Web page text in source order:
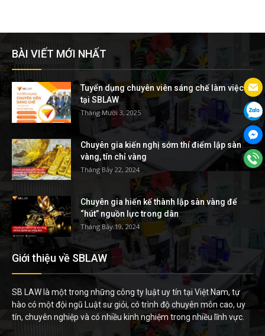
BÀI VIẾT MỚI NHẤT
Tuyển dụng chuyên viên sáng chế làm việc
tại SBLAW
Tháng Mười 3, 2025
Chuyên gia kiến nghị sớm thí điểm lập sàn
vàng, tín chỉ vàng
Tháng Bảy 22, 2024
Chuyên gia hiến kế thành lập sàn vàng để
“hút” nguồn lực trong dân
Tháng Bảy 19, 2024
Giới thiệu về SBLAW
SB LAW là một trong những công ty luật uy tín tại Việt Nam, tự
hào có một đội ngũ Luật sư giỏi, có trình độ chuyên môn cao, uy
tín, chuyên nghiệp và có nhiều kinh nghiệm trong nhiều lĩnh vực.